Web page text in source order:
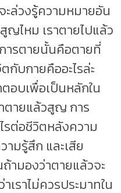
ะล่วงรู้ความหมายอัน
ญไหม เราตายไปแล้ว
ารตายนั้นคือตายที่
กับกายคืออะไรล่ะ
อบเพื่อเป็นหลักใน
ตายแล้วสูญ การ
รต่อชีวิตหลังความ
ามรู้สึก และเสีย
ามองว่าตายแล้วจะ
เราไม่ควรประมาทใน